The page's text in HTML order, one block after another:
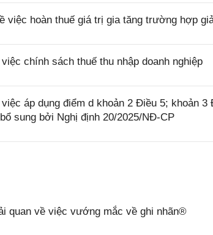
việc hoàn thuế giá trị gia tăng trường hợp
chính sách thuế thu nhập doanh nghiệp
áp dụng điểm d khoản 2 Điều 5; khoản 3
sung bởi Nghị định 20/2025/NĐ-CP
quan về việc vướng mắc về ghi nhãn®